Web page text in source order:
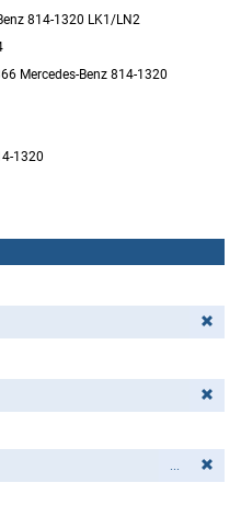
814-1320 LK1/LN2
Mercedes-Benz 814-1320
1320
...